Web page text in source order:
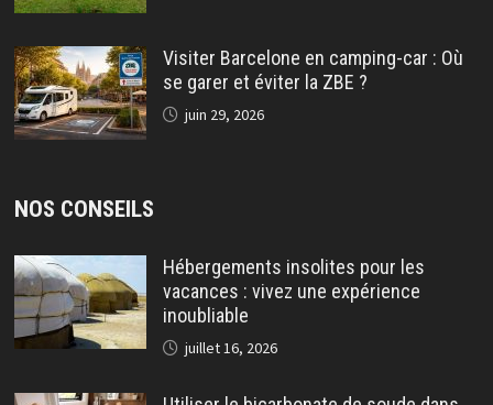
Visiter Barcelone en camping-car : Où
se garer et éviter la ZBE ?
juin 29, 2026
NOS CONSEILS
Hébergements insolites pour les
vacances : vivez une expérience
inoubliable
juillet 16, 2026